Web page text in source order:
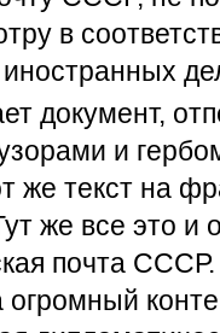
в
иностранных
документ,
и
же текст на
же все это и
почта
огромный